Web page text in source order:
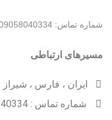
شماره تماس: 09058040334
مسیرهای ارتباطی
ایران ، فارس ، شیراز
شماره تماس : 09058040334